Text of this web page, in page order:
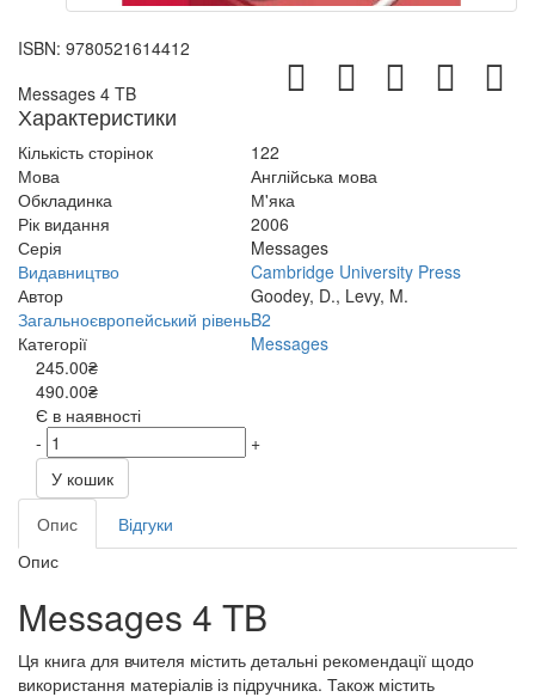
ISBN: 9780521614412
Messages 4 TB
Характеристики
Кількість сторінок
122
Мова
Англійська мова
Обкладинка
М'яка
Рік видання
2006
Серія
Messages
Видавництво
Cambridge University Press
Автор
Goodey, D., Levy, M.
Загальноєвропейський рівеньB2
Категорії
Messages
245.00₴
490.00₴
Є в наявності
-
+
У кошик
Опис
Відгуки
Опис
Messages 4 TB
Ця книга для вчителя містить детальні рекомендації щодо
використання матеріалів із підручника. Також містить